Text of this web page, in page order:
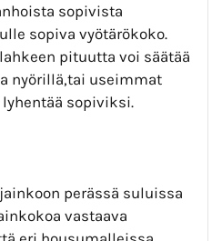
sopivista
sopiva vyötärökoko.
pituutta voi säätää
nyörillä,tai useimmat
sopiviksi.
perässä suluissa
vastaava